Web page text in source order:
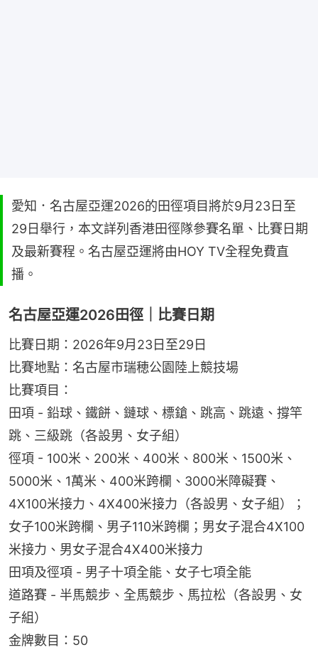
愛知．名古屋亞運2026的田徑項目將於9月23日至
29日舉行，本文詳列香港田徑隊參賽名單、比賽日期
及最新賽程。名古屋亞運將由HOY TV全程免費直
播。
名古屋亞運2026田徑｜比賽日期
比賽日期：2026年9月23日至29日
比賽地點：名古屋市瑞穂公園陸上競技場
比賽項目：
田項 - 鉛球、鐵餅、鏈球、標鎗、跳高、跳遠、撐竿
跳、三級跳（各設男、女子組）
徑項 - 100米、200米、400米、800米、1500米、
5000米、1萬米、400米跨欄、3000米障礙賽、
4X100米接力、4X400米接力（各設男、女子組）；
女子100米跨欄、男子110米跨欄；男女子混合4X100
米接力、男女子混合4X400米接力
田項及徑項 - 男子十項全能、女子七項全能
道路賽 - 半馬競步、全馬競步、馬拉松（各設男、女
子組）
金牌數目：50